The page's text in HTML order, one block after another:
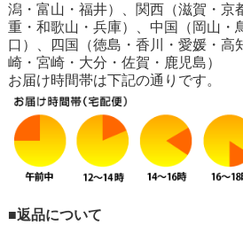
潟・富山・福井）、関西（滋賀・京
重・和歌山・兵庫）、中国（岡山・
口）、四国（徳島・香川・愛媛・高
崎・宮崎・大分・佐賀・鹿児島）
お届け時間帯は下記の通りです。
■返品について